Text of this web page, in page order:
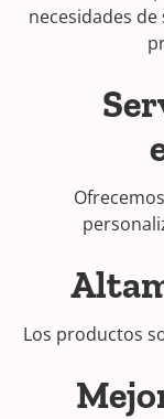
necesidades
Los productos